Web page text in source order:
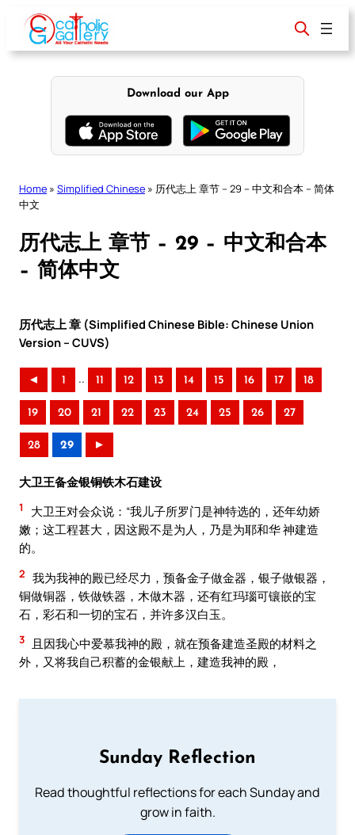
content
Download our App
Home » Simplified Chinese » 历代志上 章节 – 29 – 中文和合本 – 简体
中文
历代志上 章节 – 29 – 中文和合本
– 简体中文
历代志上 章 (Simplified Chinese Bible: Chinese Union
Version – CUVS)
◄ 1 .. 11 12 13 14 15 16 17 18
19 20 21 22 23 24 25 26 27
28 29 ►
大卫王备金银铜铁木石建设
1
大卫王对会众说：“我儿子所罗门是神特选的，还年幼娇
嫩；这工程甚大，因这殿不是为人，乃是为耶和华 神建造
的。
2 我为我神的殿已经尽力，预备金子做金器，银子做银器，
铜做铜器，铁做铁器，木做木器，还有红玛瑙可镶嵌的宝
石，彩石和一切的宝石，并许多汉白玉。
3
且因我心中爱慕我神的殿，就在预备建造圣殿的材料之
外，又将我自己积蓄的金银献上，建造我神的殿，
Sunday Reflection
Read thoughtful reflections for each Sunday and
grow in faith.